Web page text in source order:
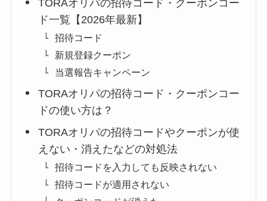
TORAオリパの招待コード・クーポンコー
ド一覧【2026年最新】
招待コード
新規登録クーポン
当選報告キャンペーン
TORAオリパの招待コード・クーポンコー
ドの使い方は？
TORAオリパの招待コードやクーポンが使
えない・消えたなどの対処法
招待コードを入力しても反映されない
招待コードが適用されない